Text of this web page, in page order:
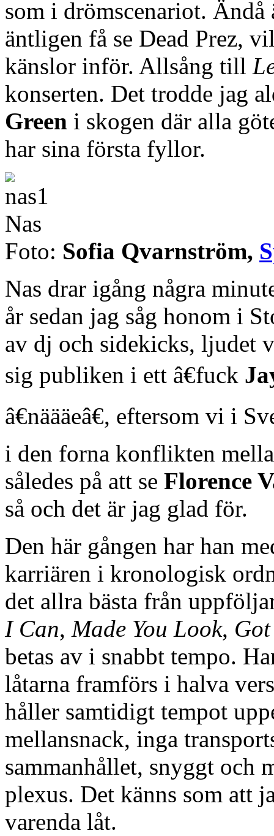
som i drömscenariot.
äntligen få se Dead Prez,
känslor inför. Allsång till
konserten. Det trodde jag
Green i skogen där alla
har sina första fyllor.
Nas
Foto: Sofia Qvarnström,
Nas drar igång några
år sedan jag såg honom i
av dj och sidekicks, ljudet
sig publiken i ett â€fuck
â€näääeâ€, eftersom vi i
i den forna konflikten
således på att se Florence
så och det är jag glad för.
Den här gången har han
karriären i kronologisk
det allra bästa från
I Can, Made You Look,
betas av i snabbt tempo.
låtarna framförs i halva
håller samtidigt tempot
mellansnack, inga
sammanhållet, snyggt och
plexus. Det känns som att
varenda låt.